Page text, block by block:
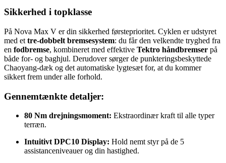
Sikkerhed i topklasse
På Nova Max V er din sikkerhed førsteprioritet. Cyklen er udstyret
med et tre-dobbelt bremsesystem: du får den velkendte tryghed fra
en fodbremse, kombineret med effektive Tektro håndbremser på
både for- og baghjul. Derudover sørger de punkteringsbeskyttede
Chaoyang-dæk og det automatiske lygtesæt for, at du kommer
sikkert frem under alle forhold.
Gennemtænkte detaljer:
80 Nm drejningsmoment: Ekstraordinær kraft til alle typer
terræn.
Intuitivt DPC10 Display: Hold nemt styr på de 5
assistanceniveauer og din hastighed.